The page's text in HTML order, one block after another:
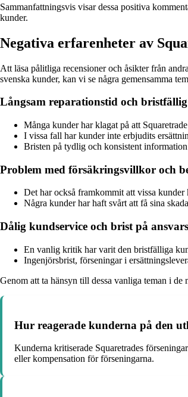
Sammanfattningsvis visar dessa positiva
kunder.
Negativa erfarenheter av
Att läsa pålitliga recensioner och åsikter från
svenska kunder, kan vi se några gemensamma
Långsam reparationstid och
Många kunder har klagat på att
I vissa fall har kunder inte erbjudits
Bristen på tydlig och konsistent
Problem med försäkringsvillkor och
Det har också framkommit att vissa
Några kunder har haft svårt att få sina
Dålig kundservice och brist på
En vanlig kritik har varit den bristfälliga
Ingenjörsbrist, förseningar i
Genom att ta hänsyn till dessa vanliga teman i
Hur reagerade kunderna på den
Kunderna kritiserade Squaretrades
eller kompensation för förseningarna.